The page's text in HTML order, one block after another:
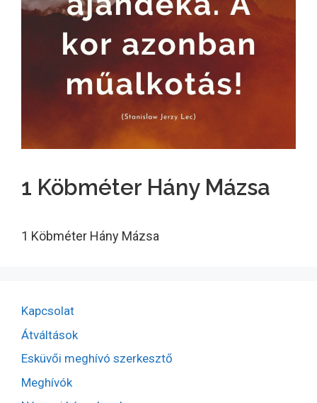
1 Köbméter Hány Mázsa
1 Köbméter Hány Mázsa
Kapcsolat
Átváltások
Esküvői meghívó szerkesztő
Meghívók